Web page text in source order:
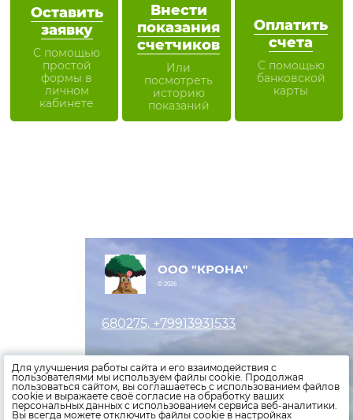
Оставить
заявку
С помощью
простой
формы в
личном
кабинете
Внести
показания
счетчиков
Или
посмотреть
историю
показаний
Оплатить
счета
С помощью
банковской
карты
ООО "КРОНА"
© 2026
680275, +79913931533
Оставить заявку
Внести показания счетчиков
Оплатить счета
Для улучшения работы сайта и его взаимодействия с
пользователями мы используем файлы cookie. Продолжая
пользоваться сайтом, вы соглашаетесь с использованием файлов
cookie и выражаете своё согласие на обработку ваших
персональных данных с использованием сервиса веб-аналитики.
Вы всегда можете отключить файлы cookie в настройках